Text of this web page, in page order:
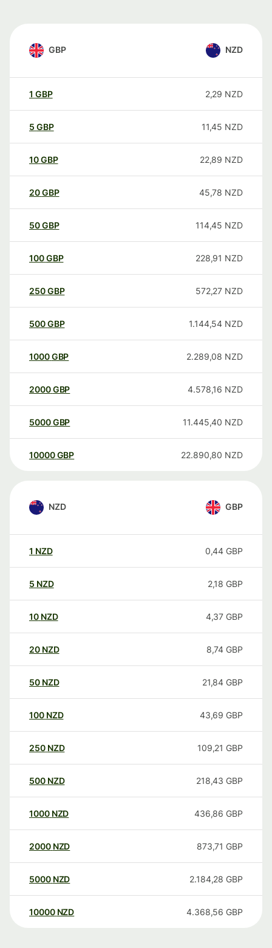
GBP NZD
1 GBP 2,29 NZD
5 GBP 11,45 NZD
10GBP 22,89 NZD
20GBP 45,78 NZD
50GBP 114,45 NZD
100GBP 228,91 NZD
250GBP 572,27 NZD
500GBP 1.144,54 NZD
1000GBP 2.289,08 NZD
2000GBP 4.578,16 NZD
5000GBP 11.445,40 NZD
10000 GBP 22.890,80 NZD
NZD GBP
1 NZD 0,44 GBP
5 NZD 2,18 GBP
10 NZD 4,37 GBP
20 NZD 8,74 GBP
50 NZD 21,84 GBP
100 NZD 43,69 GBP
250 NZD 109,21 GBP
500 NZD 218,43 GBP
1000 NZD 436,86 GBP
2000 NZD 873,71 GBP
5000 NZD 2.184,28 GBP
10000 NZD 4.368,56 GBP